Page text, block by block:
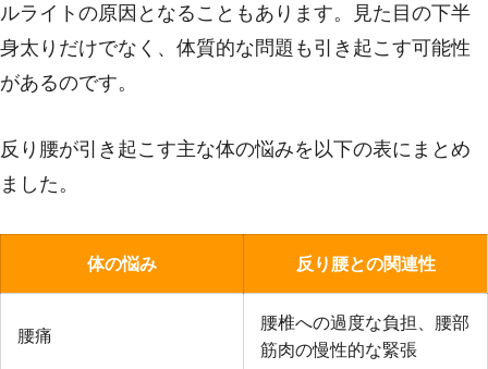
ルライトの原因となることもあります。見た目の下半
身太りだけでなく、体質的な問題も引き起こす可能性
があるのです。
反り腰が引き起こす主な体の悩みを以下の表にまとめ
ました。
体の悩み 反り腰との関連性
腰痛
腰椎への過度な負担、腰部
筋肉の慢性的な緊張